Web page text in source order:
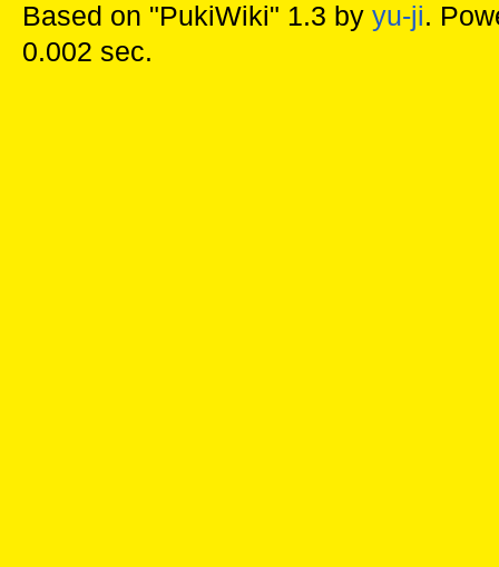
Based on "PukiWiki" 1.3 by yu-ji.
0.002 sec.